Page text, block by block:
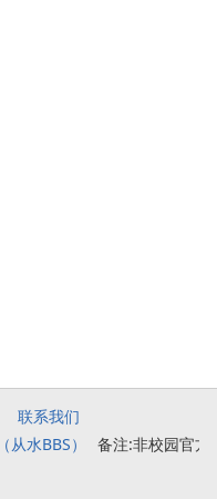
联系我们
（从水BBS） 备注:非校园官方